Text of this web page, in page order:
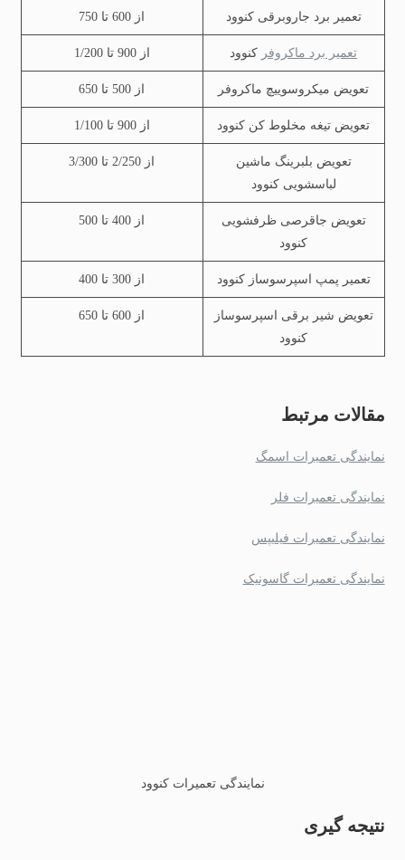
تعمیر برد جاروبرقی کنوود از 600 تا 750
تعمیر برد ماکروفر کنوود از 900 تا 1/200
تعویض میکروسوییچ ماکروفر از 500 تا 650
تعویض تیغه مخلوط کن کنوود از 900 تا 1/100
تعویض بلبرینگ ماشین
لباسشویی کنوود
از 2/250 تا 3/300
تعویض جاقرصی ظرفشویی
کنوود
از 400 تا 500
تعمیر پمپ اسپرسوساز کنوود از 300 تا 400
تعویض شیر برقی اسپرسوساز
کنوود
از 600 تا 650
مقالات مرتبط
نمایندگی تعمیرات اسمگ
نمایندگی تعمیرات فلر
نمایندگی تعمیرات فیلیپس
نمایندگی تعمیرات گاسونیک
نمایندگی تعمیرات کنوود
نتیجه گیری